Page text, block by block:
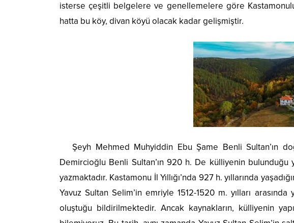
isterse çeşitli belgelere ve genellemelere göre
hatta bu köy, divan köyü olacak kadar gelişmiştir.
Şeyh Mehmed Muhyiddin Ebu Şame Benli Sultan’ın
Demircioğlu Benli Sultan’ın 920 h. De külliyenin
yazmaktadır. Kastamonu İl Yıllığı’nda 927 h. yıllarında
Yavuz Sultan Selim’in emriyle 1512-1520 m. yılları
oluştuğu bildirilmektedir. Ancak kaynakların, külliyenin